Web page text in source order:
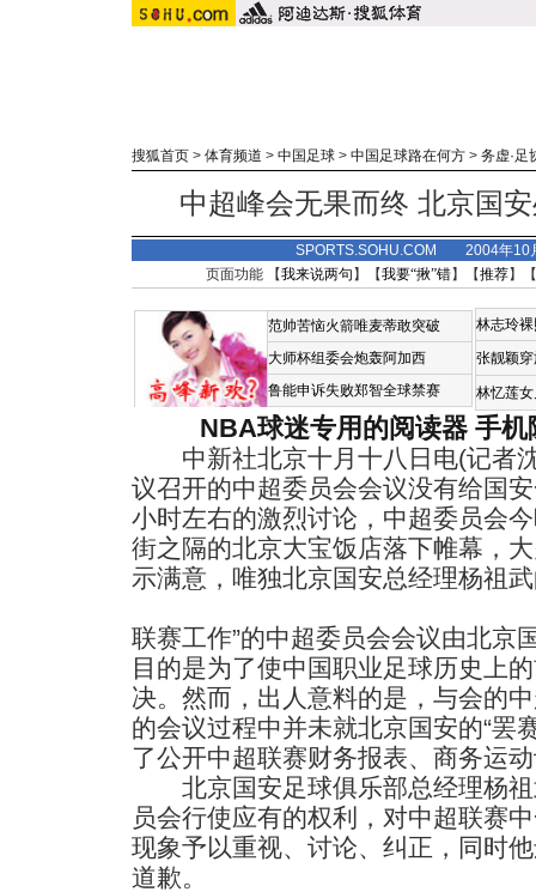
搜狐首页 > 体育频道 > 中国足球 > 中国足球路在何方 > 务虚·足
中超峰会无果而终 北京国
SPORTS.SOHU.COM 2004年10
页面功能 【我来说两句 】【我要“揪”错】【推荐】
范帅苦恼火箭唯麦蒂敢突破
大师杯组委会炮轰阿加西
鲁能申诉失败郑智全球禁赛
林志玲
张靓颖
林忆莲
NBA球迷专用的阅读器 手机
中新社北京十月十八日电(记者
议召开的中超委员会会议没有给国
小时左右的激烈讨论，中超委员会
街之隔的北京大宝饭店落下帷幕，
示满意，唯独北京国安总经理杨祖
联赛工作”的中超委员会会议由北京
目的是为了使中国职业足球历史上
决。然而，出人意料的是，与会的
的会议过程中并未就北京国安的“罢
了公开中超联赛财务报表、商务运
北京国安足球俱乐部总经理杨祖
员会行使应有的权利，对中超联赛
现象予以重视、讨论、纠正，同时
道歉。